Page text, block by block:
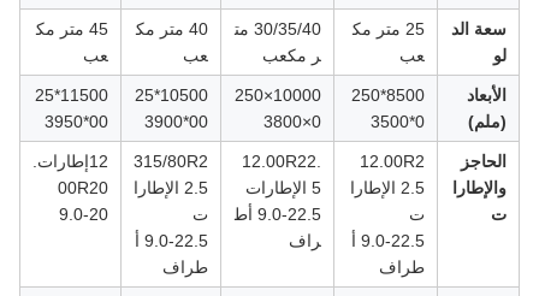
سعة الد
لو
25 متر مك
عب
30/35/40 مت
ر مكعب
40 متر مك
عب
45 متر مك
عب
الأبعاد
(ملم)
8500*250
0*3500
10000×250
0×3800
10500*25
00*3900
11500*25
00*3950
الحاجز
والإطارا
ت
12.00R2
2.5 الإطارا
ت
9.0-22.5 أ
طراف
12.00R22.
5 الإطارات
9.0-22.5 أط
راف
315/80R2
2.5 الإطارا
ت
9.0-22.5 أ
طراف
12إطارات.
00R20
9.0-20